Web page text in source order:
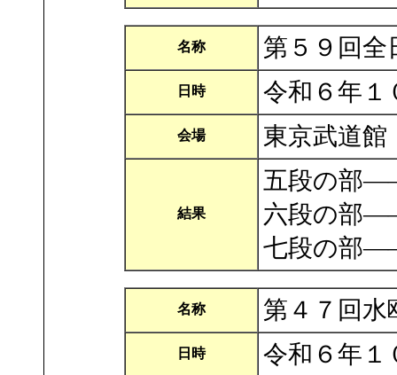
名称 第５９回全
日時 令和６年１
会場 東京武道館
結果
五段の部
六段の部
七段の部
名称 第４７回水
日時 令和６年１